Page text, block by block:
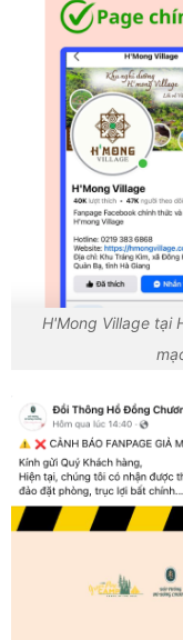
H'Mong Village tại